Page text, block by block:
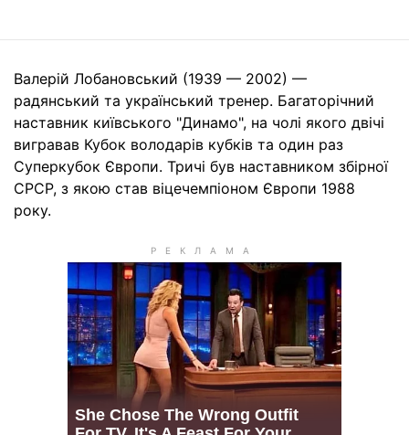
Валерій Лобановський (1939 — 2002) —
радянський та український тренер. Багаторічний
наставник київського "Динамо", на чолі якого двічі
вигравав Кубок володарів кубків та один раз
Суперкубок Європи. Тричі був наставником збірної
СРСР, з якою став віцечемпіоном Європи 1988
року.